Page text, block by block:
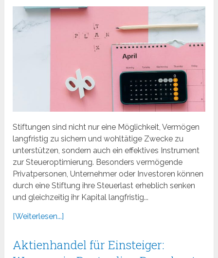
Stiftungen sind nicht nur eine Möglichkeit, Vermögen
langfristig zu sichern und wohltätige Zwecke zu
unterstützen, sondern auch ein effektives Instrument
zur Steueroptimierung. Besonders vermögende
Privatpersonen, Unternehmer oder Investoren können
durch eine Stiftung ihre Steuerlast erheblich senken
und gleichzeitig ihr Kapital langfristig...
[Weiterlesen...]
Aktienhandel für Einsteiger: